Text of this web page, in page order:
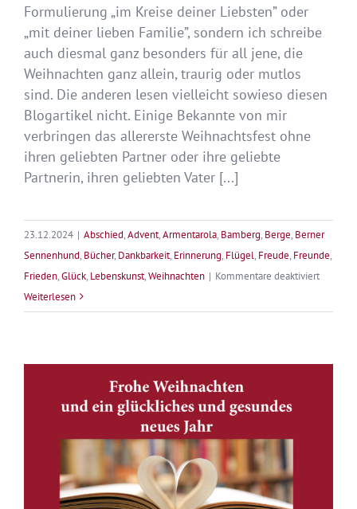
Formulierung „im Kreise deiner Liebsten” oder
„mit deiner lieben Familie”, sondern ich schreibe
auch diesmal ganz besonders für all jene, die
Weihnachten ganz allein, traurig oder mutlos
sind. Die anderen lesen vielleicht sowieso diesen
Blogartikel nicht. Einige Bekannte von mir
verbringen das allererste Weihnachtsfest ohne
ihren geliebten Partner oder ihre geliebte
Partnerin, ihren geliebten Vater [...]
23.12.2024 | Abschied,Advent,Armentarola, Bamberg, Berge, Berner
Sennenhund, Bücher, Dankbarkeit, Erinnerung, Flügel, Freude, Freunde,
Frieden,Glück, Lebenskunst,Weihnachten | Kommentare deaktiviertfür
Weiterlesen